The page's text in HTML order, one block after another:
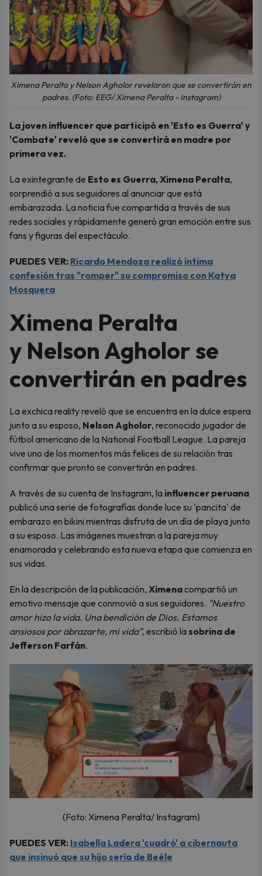
Ximena Peralta y Nelson Agholor revelaron que se convertirán en
padres. (Foto: EEG/ Ximena Peralta - Instagram)
La joven influencer que participó en 'Esto es Guerra' y
'Combate' reveló que se convertirá en madre por
primera vez.
La exintegrante de Esto es Guerra, Ximena Peralta,
sorprendió a sus seguidores al anunciar que está
embarazada. La noticia fue compartida a través de sus
redes sociales y rápidamente generó gran emoción entre sus
fans y figuras del espectáculo.
PUEDES VER: Ricardo Mendoza realizó íntima
confesión tras "romper" su compromiso con Katya
Mosquera
Ximena Peralta
y Nelson Agholor se
convertirán en padres
La exchica reality reveló que se encuentra en la dulce espera
junto a su esposo, Nelson Agholor, reconocido jugador de
fútbol americano de la National Football League. La pareja
vive uno de los momentos más felices de su relación tras
confirmar que pronto se convertirán en padres.
A través de su cuenta de Instagram, la influencer peruana
publicó una serie de fotografías donde luce su 'pancita' de
embarazo en bikini mientras disfruta de un día de playa junto
a su esposo. Las imágenes muestran a la pareja muy
enamorada y celebrando esta nueva etapa que comienza en
sus vidas.
En la descripción de la publicación, Ximenacompartió un
emotivo mensaje que conmovió a sus seguidores. "Nuestro
amor hizo la vida. Una bendición de Dios. Estamos
ansiosos por abrazarte, mi vida", escribió lasobrina de
Jefferson Farfán.
(Foto: Ximena Peralta/ Instagram)
PUEDES VER: Isabella Ladera 'cuadró' a cibernauta
que insinuó que su hijo sería de Beéle